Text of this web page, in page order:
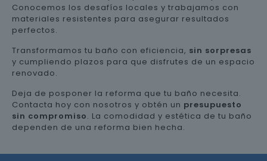
Conocemos los desafíos locales y trabajamos con
materiales resistentes para asegurar resultados
perfectos.
Transformamos tu baño con eficiencia, sin sorpresas
y cumpliendo plazos para que disfrutes de un espacio
renovado.
Deja de posponer la reforma que tu baño necesita.
Contacta hoy con nosotros y obtén un presupuesto
sin compromiso. La comodidad y estética de tu baño
dependen de una reforma bien hecha.